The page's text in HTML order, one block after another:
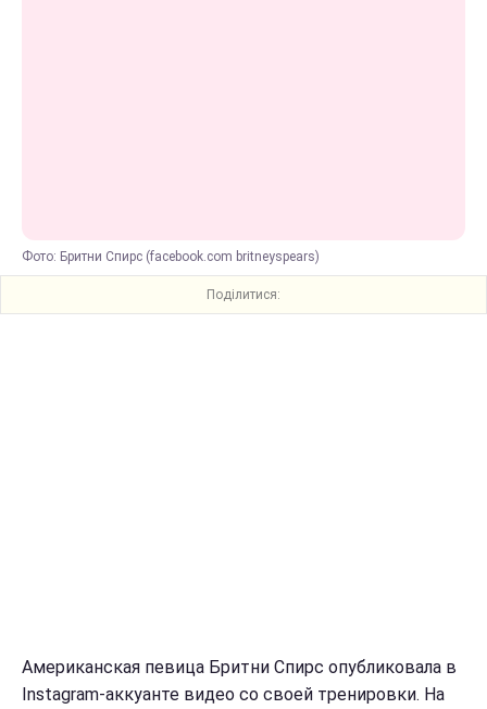
Фото: Бритни Спирс (facebook.com britneyspears)
Поділитися:
Американская певица Бритни Спирс опубликовала в
Instagram-аккуанте видео со своей тренировки. На